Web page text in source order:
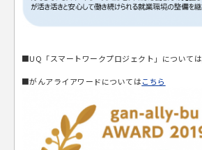
■UQ「スマートワークプロジェクト」については
■がんアライアワードについてはこちら